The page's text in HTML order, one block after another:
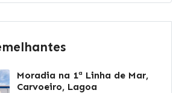
Moradia na 1ª Linha de Mar,
Carvoeiro, Lagoa